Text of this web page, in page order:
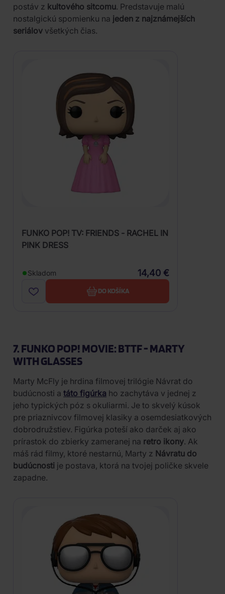
postáv z kultového sitcomu. Predstavuje malú
nostalgickú spomienku na jeden z najznámejších
seriálov všetkých čias.
FUNKO POP! TV: FRIENDS - RACHEL IN
PINK DRESS
Skladom 14,40 €
DO KOŠÍKA
7. FUNKO POP! MOVIE: BTTF - MARTY
WITH GLASSES
Marty McFly je hrdina filmovej trilógie Návrat do
budúcnosti a táto figúrka ho zachytáva v jednej z
jeho typických póz s okuliarmi. Je to skvelý kúsok
pre priaznivcov filmovej klasiky a osemdesiatkových
dobrodružstiev. Figúrka poteší ako darček aj ako
prírastok do zbierky zameranej na retro ikony. Ak
máš rád filmy, ktoré nestarnú, Marty z Návratu do
budúcnosti je postava, ktorá na tvojej poličke skvele
zapadne.